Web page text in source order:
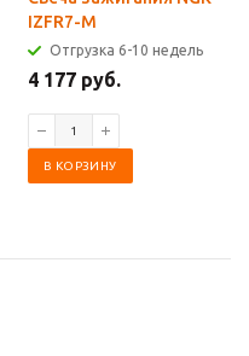
IZFR7-M
Отгрузка 6-10 недель
4 177 руб.
В КОРЗИНУ